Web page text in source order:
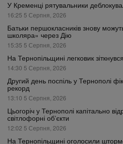
У Кременці рятувальники
16:25 5 Серпня, 2026
Батьки першокласників знову
школяра» через Дію
15:35 5 Серпня, 2026
На Тернопільщині легковик
14:30 5 Серпня, 2026
Другий день поспіль у Тернополі
рекорд
13:10 5 Серпня, 2026
Цьогоріч у Тернополі капітально
світлофорні об’єкти
12:02 5 Серпня, 2026
На Тернопільщині оголосили